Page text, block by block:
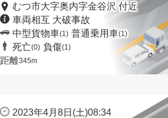
むつ市大字奥内字金谷沢 付近
車両相互 大破事故
中型貨物車(1) 普通乗用車(1)
死亡(0) 負傷(1)
距離345m
2023年4月8日(土)08:34